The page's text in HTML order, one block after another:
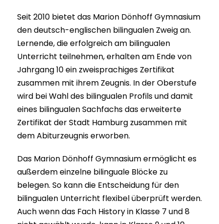
Seit 2010 bietet das Marion Dönhoff Gymnasium
den deutsch-englischen bilingualen Zweig an.
Lernende, die erfolgreich am bilingualen
Unterricht teilnehmen, erhalten am Ende von
Jahrgang 10 ein zweisprachiges Zertifikat
zusammen mit ihrem Zeugnis. In der Oberstufe
wird bei Wahl des bilingualen Profils und damit
eines bilingualen Sachfachs das erweiterte
Zertifikat der Stadt Hamburg zusammen mit
dem Abiturzeugnis erworben.
Das Marion Dönhoff Gymnasium ermöglicht es
außerdem einzelne bilinguale Blöcke zu
belegen. So kann die Entscheidung für den
bilingualen Unterricht flexibel überprüft werden.
Auch wenn das Fach History in Klasse 7 und 8